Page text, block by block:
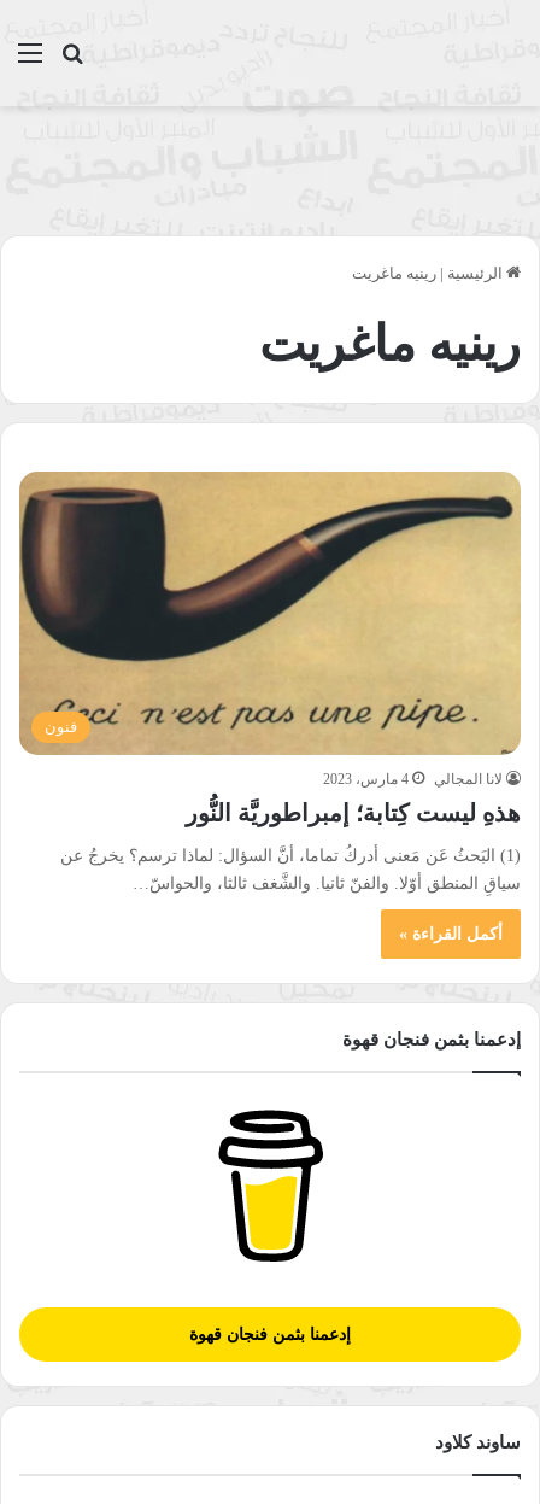
بحث
الرئيسية | رينيه ماغريت
رينيه ماغريت
فنون
لانا المجالي 4 مارس، 2023
هذهِ ليست كِتابة؛ إمبراطوريَّة النُّور
(1) البَحثُ عَن مَعنى أدركُ تماما، أنَّ السؤال: لماذا ترسم؟ يخرجُ عن
سياقِ المنطق أوّلا. والفنّ ثانيا. والشَّغف ثالثا، والحواسّ…
أكمل القراءة »
إدعمنا بثمن فنجان قهوة
إدعمنا بثمن فنجان قهوة
ساوند كلاود